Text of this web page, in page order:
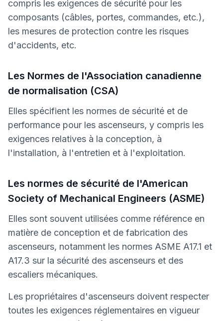
compris les exigences de sécurité pour les
composants (câbles, portes, commandes, etc.),
les mesures de protection contre les risques
d'accidents, etc.
Les Normes de l'Association canadienne
de normalisation (CSA)
Elles spécifient les normes de sécurité et de
performance pour les ascenseurs, y compris les
exigences relatives à la conception, à
l'installation, à l'entretien et à l'exploitation.
Les normes de sécurité de l'American
Society of Mechanical Engineers (ASME)
Elles sont souvent utilisées comme référence en
matière de conception et de fabrication des
ascenseurs, notamment les normes ASME A17.1 et
A17.3 sur la sécurité des ascenseurs et des
escaliers mécaniques.
Les propriétaires d'ascenseurs doivent respecter
toutes les exigences réglementaires en vigueur